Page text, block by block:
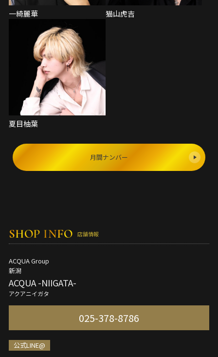
一綺麗華 猫山虎吉
夏目柚葉
月間ナンバー
SHOP INFO 店舗情報
ACQUA Group
新潟
ACQUA -NIIGATA-
アクアニイガタ
025-378-8786
公式LINE@